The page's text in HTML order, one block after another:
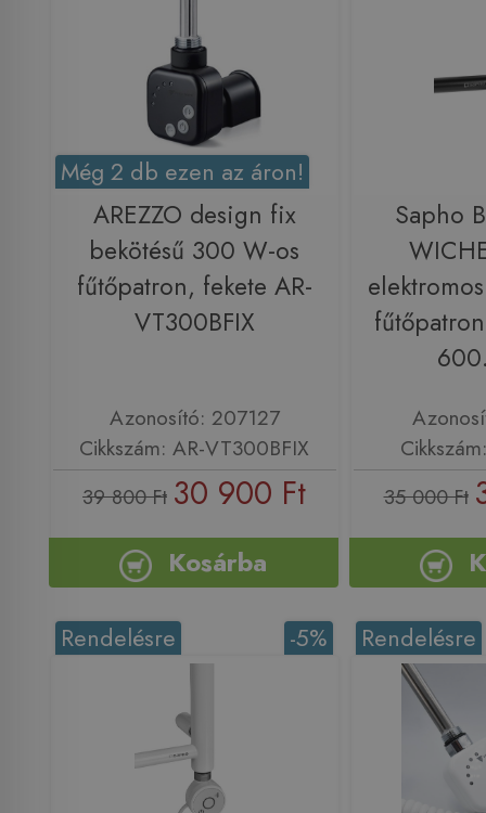
Még 2 db ezen az áron!
AREZZO design fix
bekötésű 300 W-os
fűtőpatron, fekete AR-
VT300BFIX
Azonosító: 207127
Cikkszám: AR-VT300BFIX
39 800 Ft 30 900 Ft
Kosárba
Sapho
35 000 Ft
-5%
Rendelésre Rendelésre